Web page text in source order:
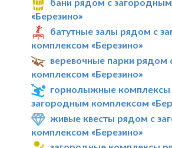
бани рядом с
«Березино»
батутные залы рядом с
комплексом «Березино»
веревочные парки рядом
комплексом «Березино»
горнолыжные
загородным комплексом
живые квесты рядом с
комплексом «Березино»